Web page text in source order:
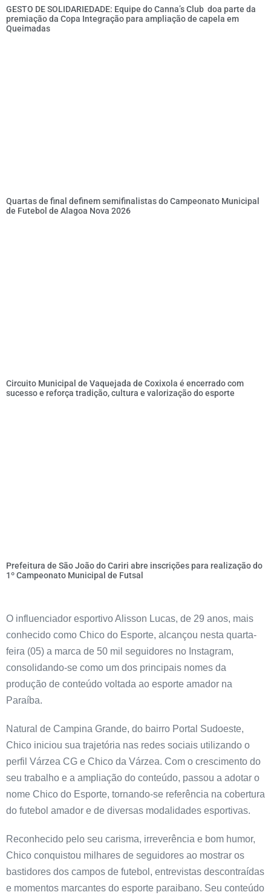
GESTO DE SOLIDARIEDADE: Equipe do Canna’s Club doa parte da
premiação da Copa Integração para ampliação de capela em
Queimadas
Quartas de final definem semifinalistas do Campeonato Municipal
de Futebol de Alagoa Nova 2026
Circuito Municipal de Vaquejada de Coxixola é encerrado com
sucesso e reforça tradição, cultura e valorização do esporte
Prefeitura de São João do Cariri abre inscrições para realização do
1º Campeonato Municipal de Futsal
O influenciador esportivo Alisson Lucas, de 29 anos, mais
conhecido como Chico do Esporte, alcançou nesta quarta-
feira (05) a marca de 50 mil seguidores no Instagram,
consolidando-se como um dos principais nomes da
produção de conteúdo voltada ao esporte amador na
Paraíba.
Natural de Campina Grande, do bairro Portal Sudoeste,
Chico iniciou sua trajetória nas redes sociais utilizando o
perfil Várzea CG e Chico da Várzea. Com o crescimento do
seu trabalho e a ampliação do conteúdo, passou a adotar o
nome Chico do Esporte, tornando-se referência na cobertura
do futebol amador e de diversas modalidades esportivas.
Reconhecido pelo seu carisma, irreverência e bom humor,
Chico conquistou milhares de seguidores ao mostrar os
bastidores dos campos de futebol, entrevistas descontraídas
e momentos marcantes do esporte paraibano. Seu conteúdo